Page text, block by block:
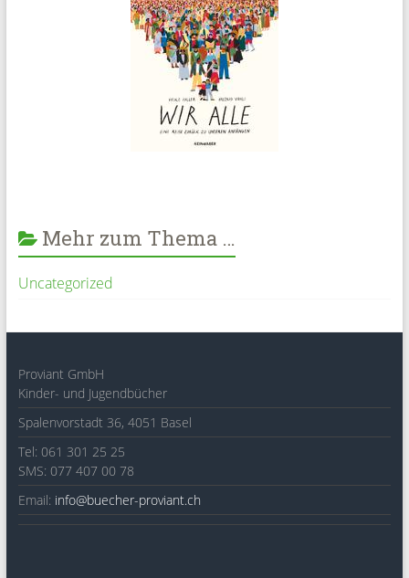
Mehr zum Thema …
Uncategorized
Proviant GmbH
Kinder- und Jugendbücher
Spalenvorstadt 36, 4051 Basel
Tel: 061 301 25 25
SMS: 077 407 00 78
Email: info@buecher-proviant.ch